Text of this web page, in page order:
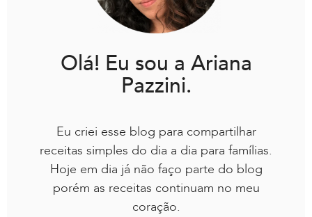
Olá! Eu sou a Ariana
Pazzini.
Eu criei esse blog para compartilhar
receitas simples do dia a dia para famílias.
Hoje em dia já não faço parte do blog
porém as receitas continuam no meu
coração.